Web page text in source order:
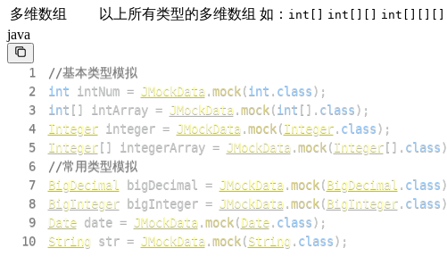
多维数组 以上所有类型的多维数组 如： int[] int[][] int[][][]
java
1
//基本类型模拟
2
int intNum = JMockData.mock(int . class) ;
3
int [ ] intArray = JMockData.mock(int [ ] . class) ;
4
Integer integer = JMockData.mock(Integer. class) ;
5
Integer[ ] integerArray = JMockData.mock(Integer[ ] . class)
6
//常用类型模拟
7
BigDecimal bigDecimal = JMockData.mock(BigDecimal . class)
8
BigInteger bigInteger = JMockData.mock(BigInteger. class)
9
Date date = JMockData.mock(Date. class) ;
10
String str = JMockData.mock(String . class) ;